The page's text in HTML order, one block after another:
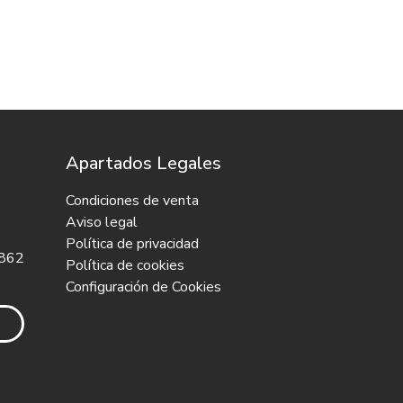
Apartados Legales
Condiciones de venta
Aviso legal
Política de privacidad
Política de cookies
Configuración de Cookies